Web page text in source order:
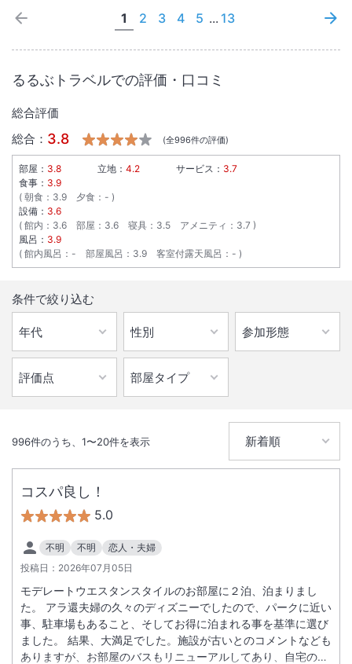
1 2 3 4 5 ... 13
るるぶトラベルでの評価・口コミ
総合評価
総合： 3.8 (全996件の評価)
部屋： 3.8 立地： 4.2 サービス： 3.7
食事： 3.9
朝食 ： 3.9 夕食 ： -
設備： 3.6
館内 ： 3.6 部屋 ： 3.6 寝具 ： 3.5 アメニティ ： 3.7
風呂： 3.9
館内風呂 ： - 部屋風呂 ： 3.9 客室付露天風呂 ： -
条件で絞り込む
996件のうち、 1〜20件を表示
コスパ良し！
5.0
不明 不明
恋人・夫婦
投稿日： 2026年07月05日
モデレートウエスタンスタイルのお部屋に２泊、泊まりまし
た。 アラ還夫婦の久々のディズニーでしたので、パークに近い
事、駐車場もあること、そしてお得に泊まれる事を基準に選び
ました。 結果、大満足でした。施設が古いとのコメントなども
ありますが、お部屋のバスもリニューアルしてあり、自宅の横